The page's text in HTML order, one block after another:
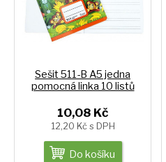
Sešit 511-B A5 jedna
pomocná linka 10 listů
10,08 Kč
12,20 Kč s DPH
Do košíku